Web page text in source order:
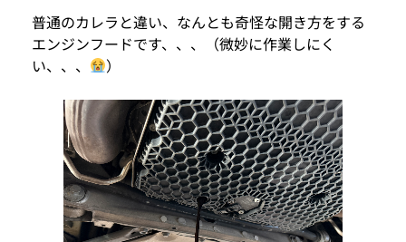
普通のカレラと違い、なんとも奇怪な開き方をする
エンジンフードです、、、（微妙に作業しにく
い、、、
）